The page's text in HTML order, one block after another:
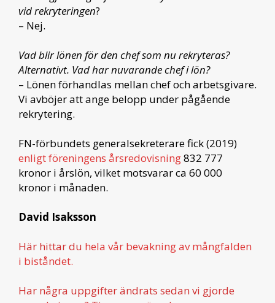
vid rekryteringen?
– Nej.
Vad blir lönen för den chef som nu rekryteras?
Alternativt. Vad har nuvarande chef i lön?
– Lönen förhandlas mellan chef och arbetsgivare.
Vi avböjer att ange belopp under pågående
rekrytering.
FN-förbundets generalsekreterare fick (2019)
enligt föreningens årsredovisning832 777
kronor i årslön, vilket motsvarar ca 60 000
kronor i månaden.
David Isaksson
Här hittar du hela vår bevakning av mångfalden
i biståndet.
Har några uppgifter ändrats sedan vi gjorde